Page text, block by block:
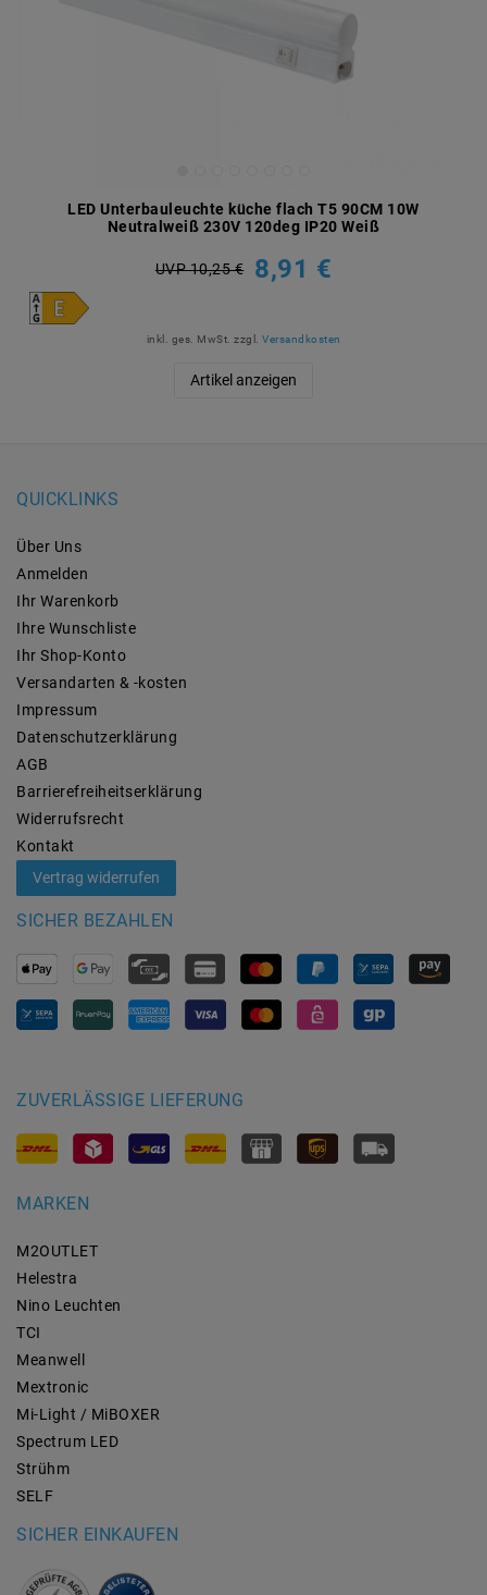
LED Unterbauleuchte küche flach T5 90CM 10W
Neutralweiß 230V 120deg IP20 Weiß
UVP 10,25 € 8,91 €
inkl. ges. MwSt. zzgl. Versandkosten
Artikel anzeigen
QUICKLINKS
Über Uns
Anmelden
Ihr Warenkorb
Ihre Wunschliste
Ihr Shop-Konto
Versandarten & -kosten
Impressum
Daten­schutz­erklärung
AGB
Barrierefreiheitserklärung
Widerrufs­recht
Kontakt
Vertrag widerrufen
SICHER BEZAHLEN
ZUVERLÄSSIGE LIEFERUNG
MARKEN
M2OUTLET
Helestra
Nino Leuchten
TCI
Meanwell
Mextronic
Mi-Light / MiBOXER
Spectrum LED
Strühm
SELF
SICHER EINKAUFEN